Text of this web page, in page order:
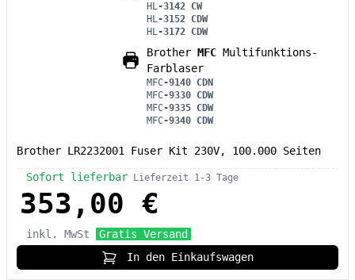
HL-3142 CW
HL-3152 CDW
HL-3172 CDW
Brother MFC Multifunktions-
Farblaser
MFC-9140 CDN
MFC-9330 CDW
MFC-9335 CDW
MFC-9340 CDW
Brother LR2232001 Fuser Kit 230V, 100.000 Seiten
Sofort lieferbar Lieferzeit 1-3 Tage
353,00 €
inkl. MwSt
Gratis Versand
In den Einkaufswagen